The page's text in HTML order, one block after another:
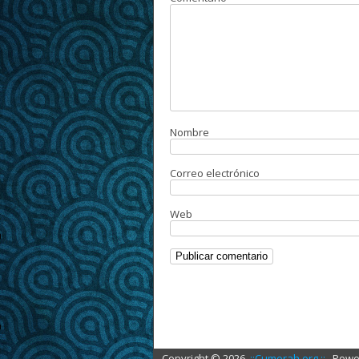
Nombre
Correo electrónico
Web